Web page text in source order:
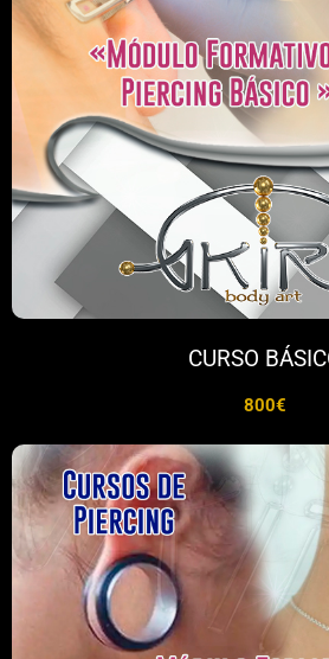
CURSO
800€